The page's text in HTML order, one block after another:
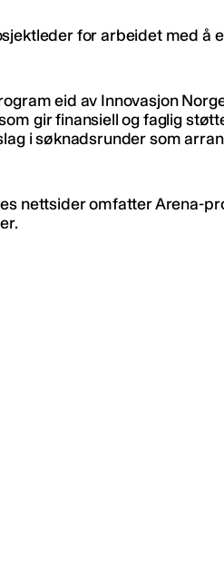
for arbeidet med å
eid av Innovasjon
gir finansiell og faglig
i søknadsrunder som
nettsider omfatter Arena-